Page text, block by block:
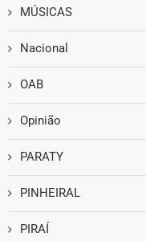
MÚSICAS
Nacional
OAB
Opinião
PARATY
PINHEIRAL
PIRAÍ